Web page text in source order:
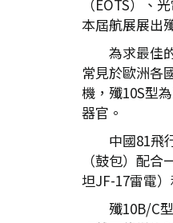
（EOTS）、
本屆航展展出
為求最佳
常見於歐洲各
機，殲10S型
器官。
中國81飛
（鼓包）配
坦JF-17雷電
殲10B/C